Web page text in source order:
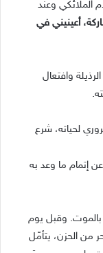
الملائكي وعند
أعينيني في
وافتعال
لحياته، شرع
إتمام ما وعد به
بالموت. وقبل يوم
من الحزن، يتأمّل